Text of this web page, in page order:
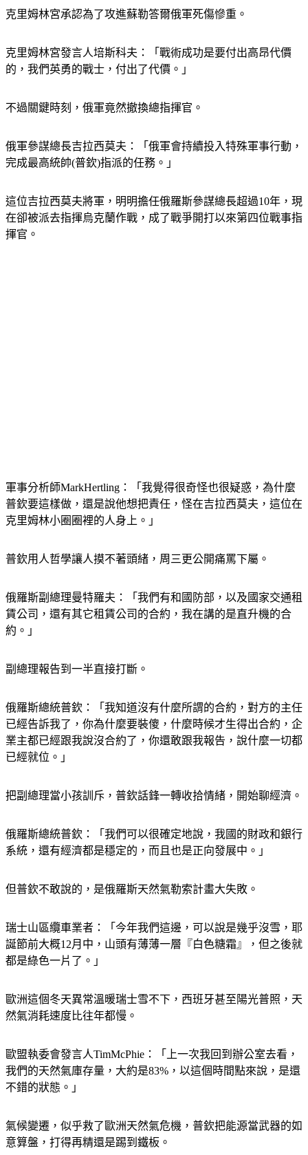
克里姆林宮承認為了攻進蘇勒答爾俄軍死傷慘重。
克里姆林宮發言人培斯科夫：「戰術成功是要付出高昂代價
的，我們英勇的戰士，付出了代價。」
不過關鍵時刻，俄軍竟然撤換總指揮官。
俄軍參謀總長吉拉西莫夫：「俄軍會持續投入特殊軍事行動，
完成最高統帥(普欽)指派的任務。」
這位吉拉西莫夫將軍，明明擔任俄羅斯參謀總長超過10年，現
在卻被派去指揮烏克蘭作戰，成了戰爭開打以來第四位戰事指
揮官。
軍事分析師MarkHertling：「我覺得很奇怪也很疑惑，為什麼
普欽要這樣做，還是說他想把責任，怪在吉拉西莫夫，這位在
克里姆林小圈圈裡的人身上。」
普欽用人哲學讓人摸不著頭緒，周三更公開痛罵下屬。
俄羅斯副總理曼特羅夫：「我們有和國防部，以及國家交通租
賃公司，還有其它租賃公司的合約，我在講的是直升機的合
約。」
副總理報告到一半直接打斷。
俄羅斯總統普欽：「我知道沒有什麼所謂的合約，對方的主任
已經告訴我了，你為什麼要裝傻，什麼時候才生得出合約，企
業主都已經跟我說沒合約了，你還敢跟我報告，說什麼一切都
已經就位。」
把副總理當小孩訓斥，普欽話鋒一轉收拾情緒，開始聊經濟。
俄羅斯總統普欽：「我們可以很確定地說，我國的財政和銀行
系統，還有經濟都是穩定的，而且也是正向發展中。」
但普欽不敢說的，是俄羅斯天然氣勒索計畫大失敗。
瑞士山區纜車業者：「今年我們這邊，可以說是幾乎沒雪，耶
誕節前大概12月中，山頭有薄薄一層『白色糖霜』，但之後就
都是綠色一片了。」
歐洲這個冬天異常溫暖瑞士雪不下，西班牙甚至陽光普照，天
然氣消耗速度比往年都慢。
歐盟執委會發言人TimMcPhie：「上一次我回到辦公室去看，
我們的天然氣庫存量，大約是83%，以這個時間點來說，是還
不錯的狀態。」
氣候變遷，似乎救了歐洲天然氣危機，普欽把能源當武器的如
意算盤，打得再精還是踢到鐵板。